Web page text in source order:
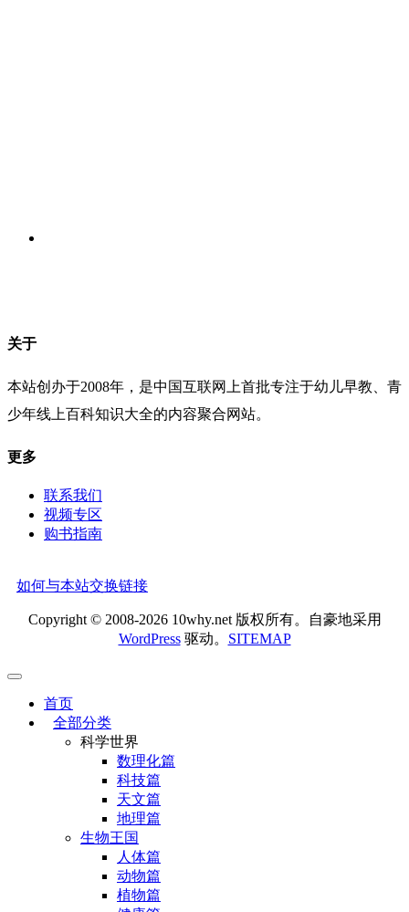
关于
本站创办于2008年，是中国互联网上首批专注于幼儿早教、青
少年线上百科知识大全的内容聚合网站。
更多
联系我们
视频专区
购书指南
如何与本站交换链接
Copyright © 2008-2026 10why.net 版权所有。自豪地采用
WordPress驱动。 SITEMAP
首页
全部分类
科学世界
数理化篇
科技篇
天文篇
地理篇
生物王国
人体篇
动物篇
植物篇